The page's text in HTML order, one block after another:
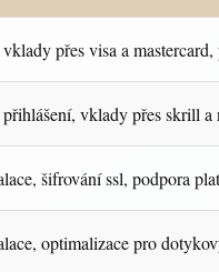
přes visa a mastercard,
vklady přes skrill a
šifrování ssl, podpora
optimalizace pro